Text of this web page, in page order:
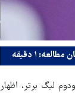
مطالعه: ۱ دقیقه
لیگ برتر، اظهار